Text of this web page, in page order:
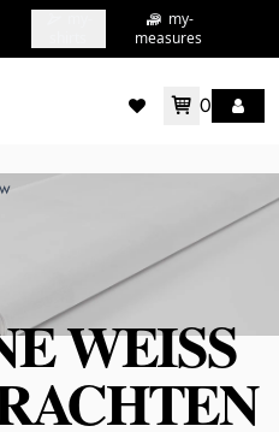
my-
measures
0
WEISS G
E